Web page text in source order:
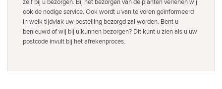
ook de nodige service. Ook wordt u van te voren geïnformeerd
in welk tijdvlak uw bestelling bezorgd zal worden. Bent u
benieuwd of wij bij u kunnen bezorgen? Dit kunt u zien als u uw
postcode invult bij het afrekenproces.